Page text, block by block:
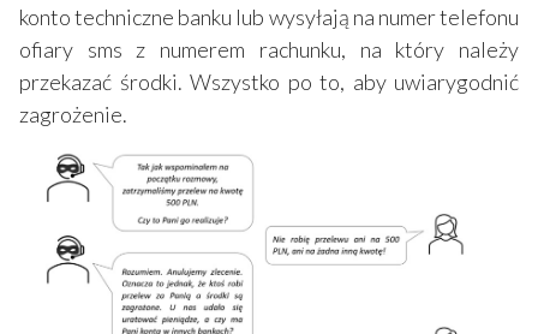
konto techniczne banku lub wysyłają na numer telefonu
ofiary sms z numerem rachunku, na który należy
przekazać środki. Wszystko po to, aby uwiarygodnić
zagrożenie.